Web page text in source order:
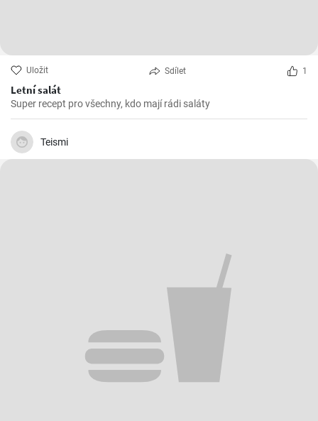
Uložit Sdílet 1
Letní salát
Super recept pro všechny, kdo mají rádi saláty
Teismi